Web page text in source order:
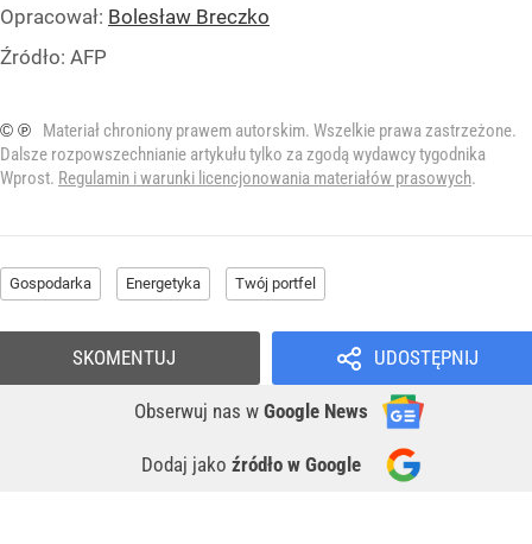
Opracował: Bolesław Breczko
Źródło: AFP
© ℗
Materiał chroniony prawem autorskim. Wszelkie prawa zastrzeżone.
Dalsze rozpowszechnianie artykułu tylko za zgodą wydawcy tygodnika
Wprost. Regulamin i warunki licencjonowania materiałów prasowych.
Gospodarka Energetyka Twój portfel
UDOSTĘPNIJ
Obserwuj nas w Google News
Dodaj jako źródło w Google
SKOMENTUJ